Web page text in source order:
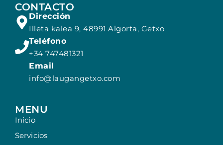
CONTACTO
Dirección
Illeta kalea 9, 48991 Algorta, Getxo
Teléfono
+34 747481321
Email
info@laugangetxo.com
MENU
Inicio
Servicios